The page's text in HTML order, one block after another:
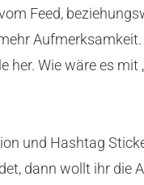
Feed,
her. Wie wäre es mit
und Hashtag
dann wollt ihr die